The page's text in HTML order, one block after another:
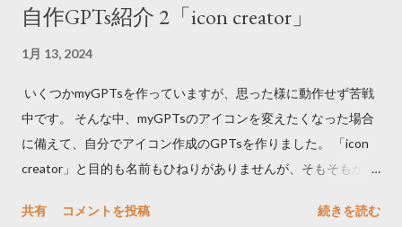
求職期間の保険料に対して督促状や年金事務所（の委託を受け
たりと結局放置となっていました。 そうしている内にこれまで
と違う督促状（特別催告状）が届き、それには差押の予告がさ
れていました。ここに至って早く免除の申請をしなければと危
機感を覚えた訳です。 急ぎ時間を見計らって年金事務所に連絡
送られていた気がするのですが、放置してる間に所在が分から
自作GPTs紹介 2「icon creator」
1月 13, 2024
いくつかmyGPTsを作っていますが、思った様に動作せず苦戦
中です。 そんな中、myGPTsのアイコンを変えたくなった場合
に備えて、自分でアイコン作成のGPTsを作りました。 「icon
creator」と目的も名前もひねりがありませんが、そもそもが自
が。 この様に入力したテーマに沿ったアイコンを作ってくれま
共有 コメントを投稿 続きを読む